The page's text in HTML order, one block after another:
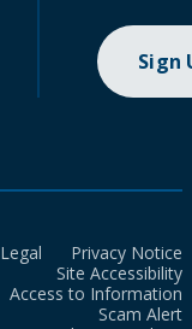
Sign
Legal
Privacy Notice
Site Accessibility
Access to Information
Scam Alert